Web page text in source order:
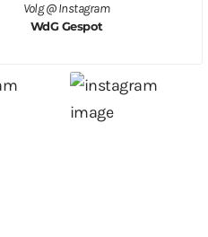
Volg @ Instagram
WdG Gespot